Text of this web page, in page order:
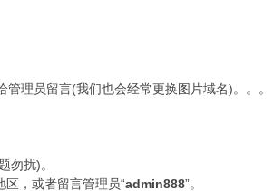
管理员留言(我们也会经常更换图片域名)。。。
勿扰)。
区，或者留言管理员“admin888”。